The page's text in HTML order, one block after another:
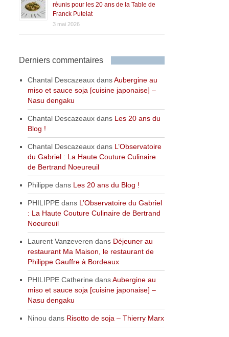
réunis pour les 20 ans de la Table de
Franck Putelat
3 mai 2026
Derniers commentaires
Chantal Descazeaux dansAubergine au
miso et sauce soja [cuisine japonaise] –
Nasu dengaku
Chantal Descazeaux dans Les 20 ans du
Blog !
Chantal Descazeaux dans L’Observatoire
du Gabriel : La Haute Couture Culinaire
de Bertrand Noeureuil
Philippe dans Les 20 ans du Blog !
PHILIPPE dans L’Observatoire du Gabriel
: La Haute Couture Culinaire de Bertrand
Noeureuil
Laurent Vanzeveren dans Déjeuner au
restaurant Ma Maison, le restaurant de
Philippe Gauffre à Bordeaux
PHILIPPE Catherine dansAubergine au
miso et sauce soja [cuisine japonaise] –
Nasu dengaku
Ninou dans Risotto de soja – Thierry Marx